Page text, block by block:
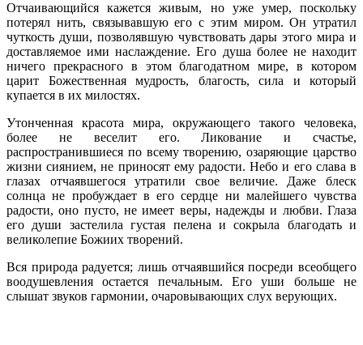
Отчаивающийся кажется живым, но уже умер, поскольку
потерял нить, связывавшую его с этим миром. Он утратил
чуткость души, позволявшую чувствовать дары этого мира и
доставляемое ими наслаждение. Его душа более не находит
ничего прекрасного в этом благодатном мире, в котором
царит Божественная мудрость, благость, сила и который
купается в их милостях.
Утонченная красота мира, окружающего такого человека,
более не веселит его. Ликование и счастье,
распространившиеся по всему творению, озаряющие царство
жизни сиянием, не приносят ему радости. Небо и его слава в
глазах отчаявшегося утратили свое величие. Даже блеск
солнца не пробуждает в его сердце ни малейшего чувства
радости, оно пусто, не имеет веры, надежды и любви. Глаза
его души застелила густая пелена и сокрыла благодать и
великолепие Божиих творений.
Вся природа радуется; лишь отчаявшийся посреди всеобщего
воодушевления остается печальным. Его уши больше не
слышат звуков гармонии, очаровывающих слух верующих.